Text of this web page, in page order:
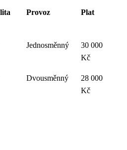
Provoz Plat
Jednosměnný
30 000
Kč
Dvousměnný
28 000
Kč